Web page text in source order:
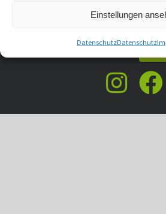
Einstellungen
DatenschutzDatenschutz
süc // dacor GmbH | dacor.de